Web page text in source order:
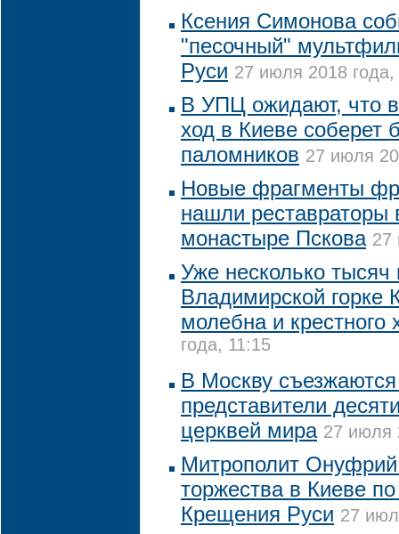
Ксения Симонова
"песочный"
Руси 27 июля 2018 года,
В УПЦ ожидают, что в
ход в Киеве соберет
паломников 27 июля
Новые фрагменты
нашли реставраторы
монастыре Пскова 27
Уже несколько
Владимирской горке
молебна и крестного
года, 11:15
В Москву
представители
церквей мира 27 июля
Митрополит Онуфрий
торжества в Киеве
Крещения Руси 27